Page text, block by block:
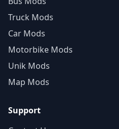
Truck Mods
Car Mods
Motorbike Mods
Unik Mods
Map Mods
Support